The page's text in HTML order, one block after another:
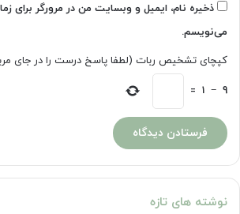
ذخیره نام، ایمیل و وبسایت من در مرورگر برای
می‌نویسم.
کپچای تشخیص ربات (لطفا پاسخ درست را در جای
9
−
1
=
نوشته های تازه